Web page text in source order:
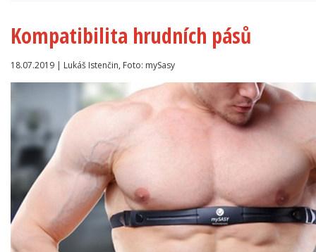
Kompatibilita hrudních pásů
18.07.2019 | Lukáš Istenčin, Foto: mySasy